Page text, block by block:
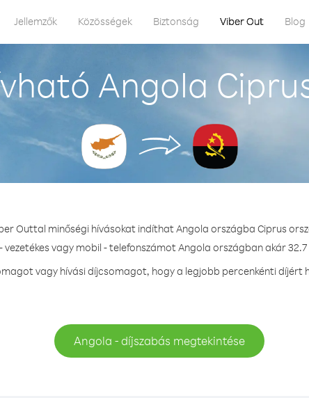
Jellemzők Közösségek Biztonság Viber Out Blog
Angola
Outtal minőségi hívásokat indíthat Angola országba Ciprus
vezetékes vagy mobil - telefonszámot Angola országban akár
vagy hívási díjcsomagot, hogy a legjobb percenkénti díjért
Angola - díjszabás megtekintése